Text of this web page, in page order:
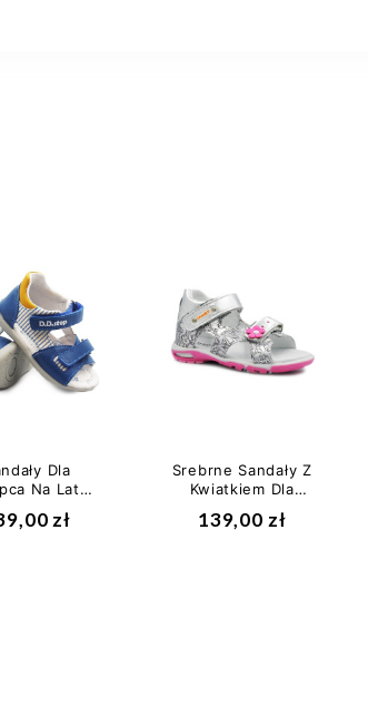
Dla
Na Lato
Blue
zł
Srebrne Sandały Z
Kwiatkiem Dla
191 II gatunek
139,00 zł